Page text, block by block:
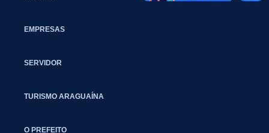
EMPRESAS
SERVIDOR
TURISMO ARAGUAÍNA
O PREFEITO